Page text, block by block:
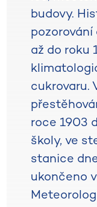
budovy.
pozorování
až do roku
cukrovaru.
roce 1903
školy, ve
stanice
ukončeno